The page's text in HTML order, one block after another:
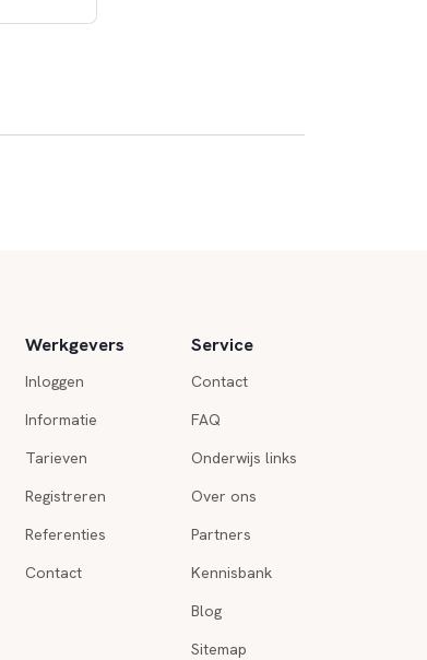
Werkgevers
Inloggen
Informatie
Tarieven
Registreren
Referenties
Contact
Service
Contact
FAQ
Onderwijs links
Over ons
Partners
Kennisbank
Blog
Sitemap